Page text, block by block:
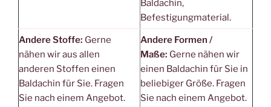
Baldachin,
Befestigungmaterial.
Andere Stoffe: Gerne
nähen wir aus allen
anderen Stoffen einen
Baldachin für Sie. Fragen
Sie nach einem Angebot.
Andere Formen /
Maße: Gerne nähen wir
einen Baldachin für Sie in
beliebiger Größe. Fragen
Sie nach einem Angebot.